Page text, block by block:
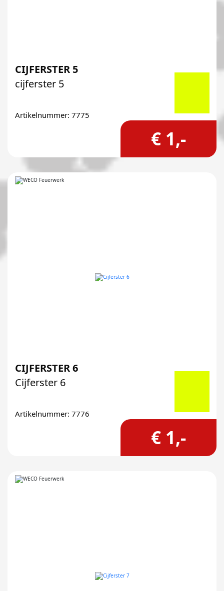
CIJFERSTER 5
cijferster 5
Artikelnummer: 7775
€ 1,-
CIJFERSTER 6
Cijferster 6
Artikelnummer: 7776
€ 1,-